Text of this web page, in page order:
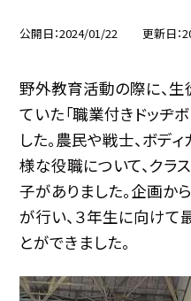
公開日 2024/01/22 更新日
野外教育活動の際に、
ていた「職業付きドッヂ
した。農民や戦士、ボデ
様な役職について、クラ
子がありました。企画か
が行い、３年生に向けて
とができました。